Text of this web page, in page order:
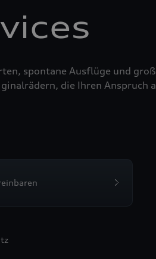
spontane Ausflüge und
die Ihren